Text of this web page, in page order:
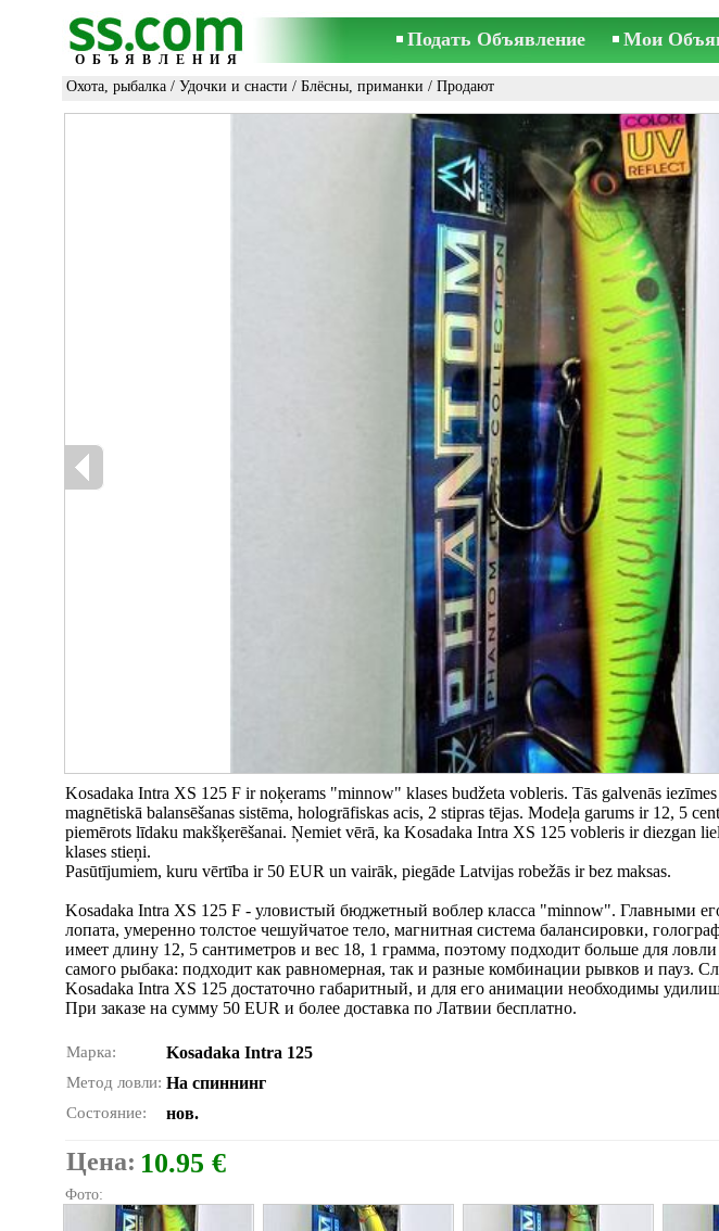
ОБЪЯВЛЕНИЯ
Подать Объявление Мои
Охота, рыбалка / Удочки и снасти / Блёсны, приманки / Продают
Kosadaka Intra XS 125 F ir noķerams "minnow" klases budžeta vobleris. Tās galvenās
magnētiskā balansēšanas sistēma, hologrāfiskas acis, 2 stipras tējas. Modeļa garums ir 12, 5
piemērots līdaku makšķerēšanai. Ņemiet vērā, ka Kosadaka Intra XS 125 vobleris ir diezgan
klases stieņi.
Pasūtījumiem, kuru vērtība ir 50 EUR un vairāk, piegāde Latvijas robežās ir bez maksas.
Kosadaka Intra XS 125 F - уловистый бюджетный воблер класса "minnow". Главными
лопата, умеренно толстое чешуйчатое тело, магнитная система балансировки,
имеет длину 12, 5 сантиметров и вес 18, 1 грамма, поэтому подходит больше для
самого рыбака: подходит как равномерная, так и разные комбинации рывков и пауз.
Kosadaka Intra XS 125 достаточно габаритный, и для его анимации необходимы
При заказе на сумму 50 EUR и более доставка по Латвии бесплатно.
Марка: Kosadaka Intra 125
Метод ловли: На спиннинг
Состояние: нов.
Цена: 10.95 €
Фото: